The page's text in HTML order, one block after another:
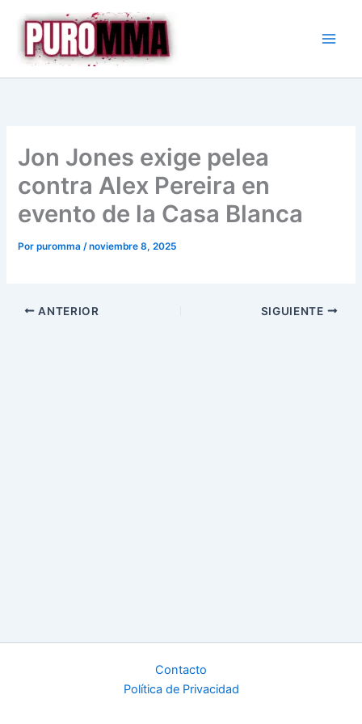
contenido
Jon Jones exige pelea
contra Alex Pereira en
evento de la Casa Blanca
Porpuromma/noviembre 8, 2025
ANTERIOR SIGUIENTE
Contacto
Política de Privacidad